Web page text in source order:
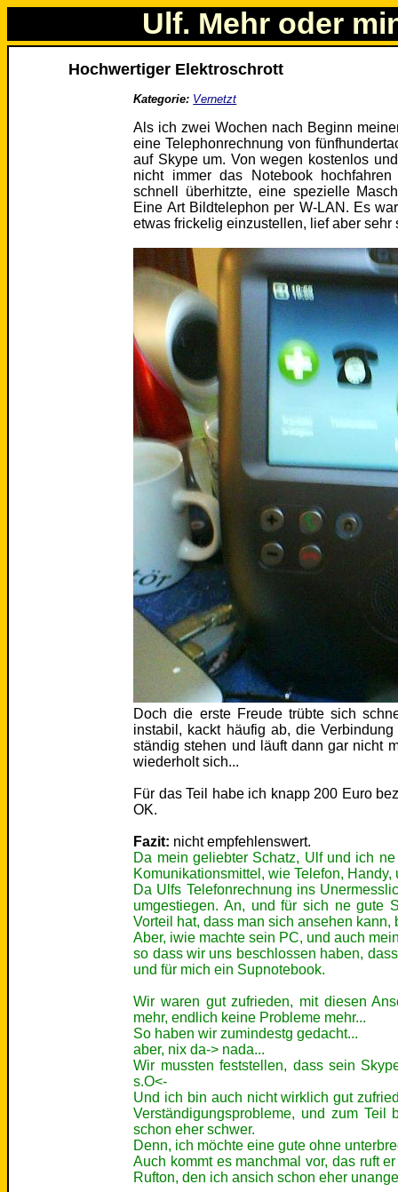
Ulf. Mehr oder
Hochwertiger Elektroschrott
Kategorie: Vernetzt
Als ich zwei Wochen nach Beginn
eine Telephonrechnung von
auf Skype um. Von wegen kostenlos
nicht immer das Notebook
schnell überhitzte, eine spezielle
Eine Art Bildtelephon per W-LAN. Es
etwas frickelig einzustellen, lief aber sehr
Doch die erste Freude trübte sich
instabil, kackt häufig ab, die
ständig stehen und läuft dann gar nicht
wiederholt sich...
Für das Teil habe ich knapp 200 Euro
OK.
Fazit: nicht empfehlenswert.
Da mein geliebter Schatz, Ulf und ich
Komunikationsmittel, wie Telefon,
Da Ulfs Telefonrechnung ins
umgestiegen. An, und für sich ne gute
Vorteil hat, dass man sich ansehen kann,
Aber, iwie machte sein PC, und auch
so dass wir uns beschlossen haben,
und für mich ein Supnotebook.
Wir waren gut zufrieden, mit diesen
mehr, endlich keine Probleme mehr...
So haben wir zumindestg gedacht...
aber, nix da-> nada...
Wir mussten feststellen, dass sein
s.O<-
Und ich bin auch nicht wirklich gut
Verständigungsprobleme, und zum Teil
schon eher schwer.
Denn, ich möchte eine gute ohne
Auch kommt es manchmal vor, das ruft
Rufton, den ich ansich schon eher